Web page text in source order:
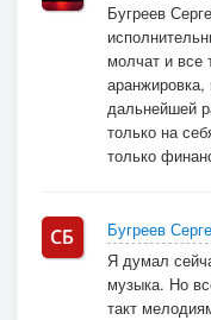
Бугреев
молчат и все
дальнейшей
только на
только
Бугреев
Я думал
музыка. Но
такт